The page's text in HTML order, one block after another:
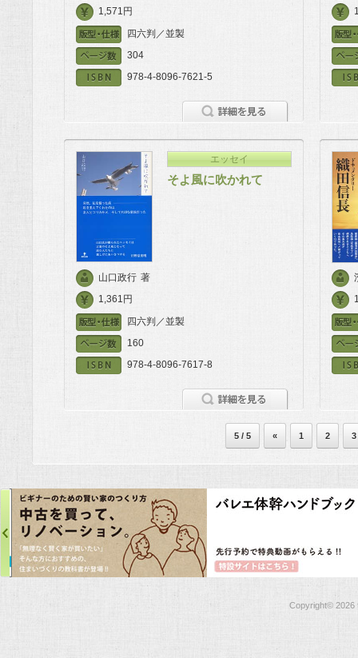
1,571円
四六判／並製
304
978-4-8096-7621-5
エッセイ
そよ風に吹かれて
山口政行 著
1,361円
四六判／並製
160
978-4-8096-7617-8
5 / 5 « 1 2 3
Copyright© 2026